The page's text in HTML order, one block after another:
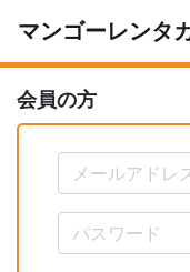
マンゴーレンタ
会員の方